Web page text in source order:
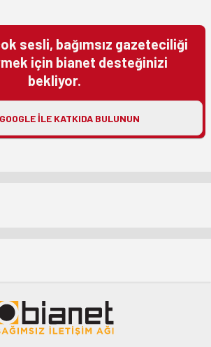
sesli, bağımsız gazeteciliği
için bianet desteğinizi
bekliyor.
GOOGLE ILE KATKIDA BULUNUN